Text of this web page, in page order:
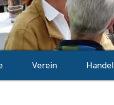
Verein Handel